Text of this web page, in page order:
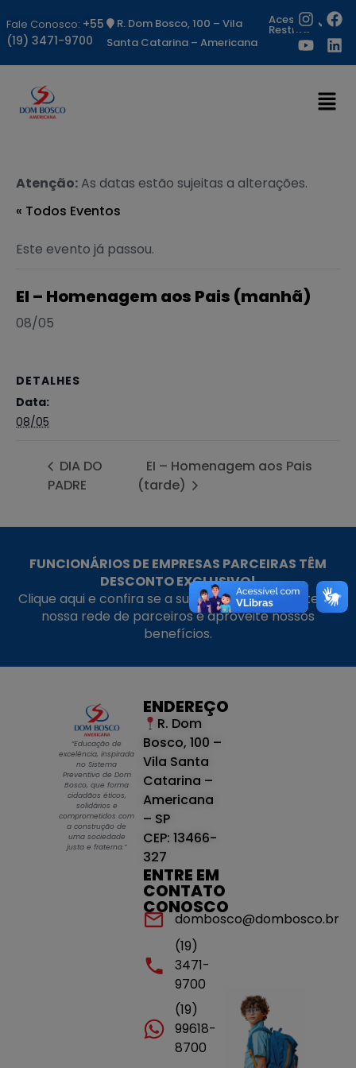
Fale Conosco: +55
(19) 3471-9700
R. Dom Bosco, 100 – Vila
Santa Catarina – Americana
Acesso
Restrito
Atenção:As datas estão sujeitas a alterações.
« Todos Eventos
Este evento já passou.
EI – Homenagem aos Pais (manhã)
08/05
DETALHES
Data:
08/05
DIA DO
PADRE
EI – Homenagem aos Pais
(tarde)
FUNCIONÁRIOS DE EMPRESAS PARCEIRAS TÊM
DESCONTO EXCLUSIVO!
Clique aqui e confira se a sua empresa faz parte da
nossa rede de parceiros e aproveite nossos
benefícios.
“Educação de
excelência, inspirada
no Sistema
Preventivo de Dom
Bosco, que forma
cidadãos éticos,
solidários e
comprometidos com
a construção de
uma sociedade
justa e fraterna.”
ENDEREÇO
R. Dom
Bosco, 100 –
Vila Santa
Catarina –
Americana
– SP
CEP: 13466-
327
ENTRE EM
CONTATO
CONOSCO
dombosco@dombosco.br
(19)
3471-
9700
(19)
99618-
8700